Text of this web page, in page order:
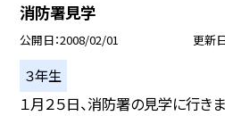
消防署見学
公開日 2008/02/01 更新
３年生
１月２５日、消防署の見学に行き